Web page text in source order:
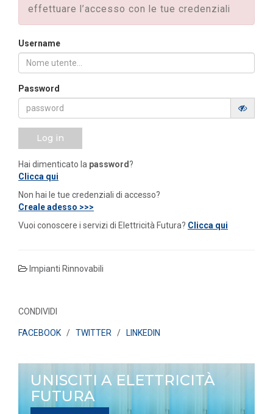
effettuare l’accesso con le tue credenziali
Username
Password
Log in
Hai dimenticato la password?
Clicca qui
Non hai le tue credenziali di accesso?
Creale adesso >>>
Vuoi conoscere i servizi di Elettricità Futura? Clicca qui
Impianti Rinnovabili
CONDIVIDI
FACEBOOK/ TWITTER / LINKEDIN
UNISCITI A ELETTRICITÀ
FUTURA